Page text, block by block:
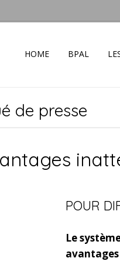
HOME BPAL
de presse
POUR
Le